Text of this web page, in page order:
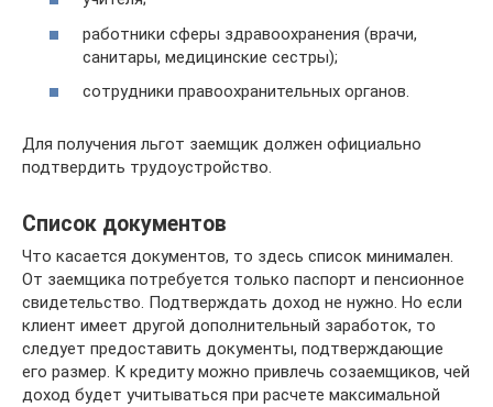
работники сферы здравоохранения (врачи,
санитары, медицинские сестры);
сотрудники правоохранительных органов.
Для получения льгот заемщик должен официально
подтвердить трудоустройство.
Список документов
Что касается документов, то здесь список минимален.
От заемщика потребуется только паспорт и пенсионное
свидетельство. Подтверждать доход не нужно. Но если
клиент имеет другой дополнительный заработок, то
следует предоставить документы, подтверждающие
его размер. К кредиту можно привлечь созаемщиков, чей
доход будет учитываться при расчете максимальной